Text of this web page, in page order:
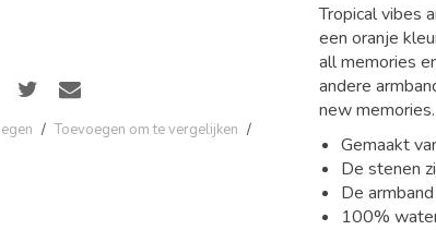
/ Toevoegen om te vergelijken /
Tropical vibes
een oranje
all memories
andere
new memories.
Gemaakt
De stenen
De
100%